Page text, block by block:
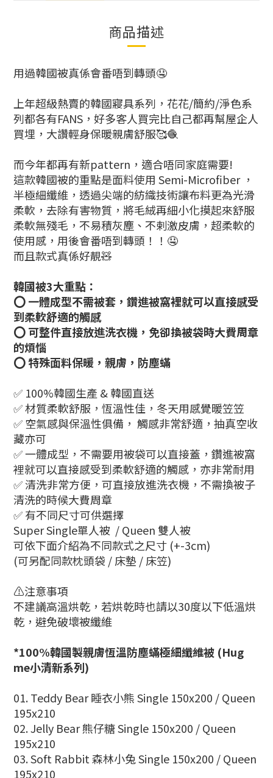
商品描述
用過韓國被真係會番唔到轉頭🤤
上年超級熱賣的韓國寢具系列，花花/簡約/淨色系
列都各有FANS，好多客人買完比自己都再幫屋企人
買埋，大讚輕身保暖親膚舒服🥰🧶
而今年都再有新pattern，適合唔同家庭需要!
這款韓國被的重點是面料使用 Semi-Microfiber ，
半極細纖維，透過尖端的紡織技術讓布料更為光滑
柔軟，去除有害物質，將毛絨再細小化摸起來舒服
柔軟無殘毛，不易積灰塵、不剌激皮膚，超柔軟的
使用感，用後會番唔到轉頭！！🤤
而且款式真係好靚🧸
韓國被3大重點：
⭕ 一體成型不需被套，鑽進被窩裡就可以直接感受
到柔軟舒適的觸感
⭕ 可整件直接放進洗衣機，免卻換被袋時大費周章
的煩惱
⭕ 特殊面料保暖，親膚，防塵蟎
✅ 100%韓國生產 & 韓國直送
✅ 材質柔軟舒服，恆溫性佳，冬天用感覺暖笠笠
✅ 空氣感與保溫性俱備， 觸感非常舒適，抽真空收
藏亦可
✅ 一體成型，不需要用被袋可以直接蓋，鑽進被窩
裡就可以直接感受到柔軟舒適的觸感，亦非常耐用
✅ 清洗非常方便，可直接放進洗衣機，不需換被子
清洗的時候大費周章
✅ 有不同尺寸可供選擇
Super Single單人被 / Queen 雙人被
可依下面介紹為不同款式之尺寸 (+-3cm)
(可另配同款枕頭袋 / 床墊 / 床笠)
⚠️注意事項
不建議高溫烘乾，若烘乾時也請以30度以下低溫烘
乾，避免破壞被纖維
*100%韓國製親膚恆溫防塵蟎極細纖維被 (Hug
me小清新系列)
01. Teddy Bear 睡衣小熊Single 150x200 / Queen
195x210
02. Jelly Bear 熊仔糖Single 150x200 / Queen
195x210
03. Soft Rabbit 森林小兔Single 150x200 / Queen
195x210